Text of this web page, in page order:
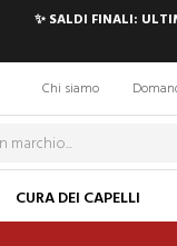
✨ SALDI FINALI:
Chi siamo
CURA DEI CAPELLI